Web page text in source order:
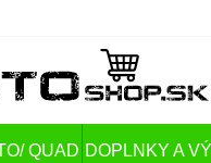
QUAD DOPLNKY A